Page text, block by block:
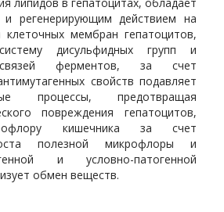
липидов в гепатоцитах, обладает
и регенерирующим действием на
клеточных мембран гепатоцитов,
дисульфидных групп и
связей ферментов, за счет
свойств подавляет
процессы, предотвращая
повреждения гепатоцитов,
кишечника за счет
полезной микрофлоры и
и условно-патогенной
обмен веществ.